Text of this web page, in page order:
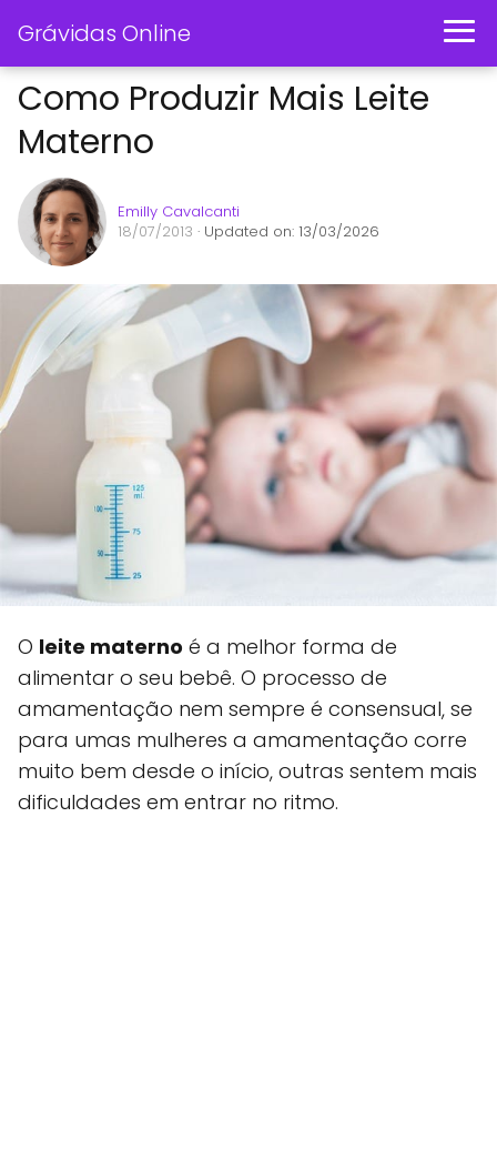
Grávidas Online
Como Produzir Mais Leite
Materno
Emilly Cavalcanti
18/07/2013 · Updated on: 13/03/2026
O leite materno é a melhor forma de
alimentar o seu bebê. O processo de
amamentação nem sempre é consensual, se
para umas mulheres a amamentação corre
muito bem desde o início, outras sentem mais
dificuldades em entrar no ritmo.